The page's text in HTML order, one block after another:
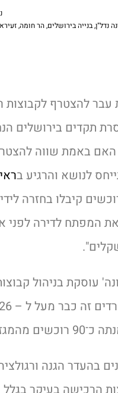
נדל"ן,בנייה בירושלים,הר חומה,
להצטרף לקבוצות
תקדים בירושלים
באמת שווה
לנושא והרגיע ב
קיבלו בחזרה
המפתח לדירה לפני
עוסקת בניהול
בהר חומה.
בהעדר הגנה